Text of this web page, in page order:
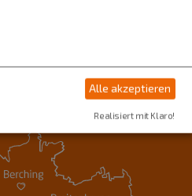
Alle akzeptieren
Realisiert mit Klaro!